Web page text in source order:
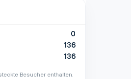
0
136
136
Besucher enthalten.